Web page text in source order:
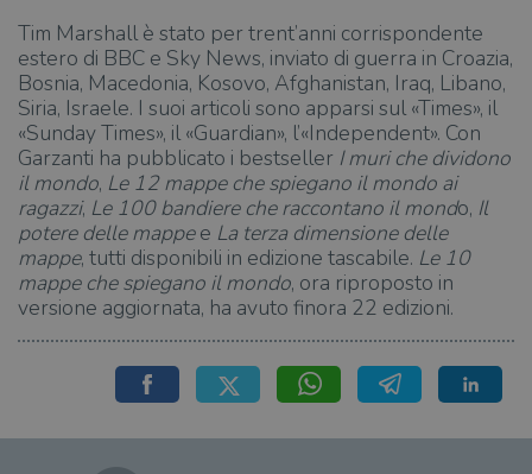
Tim Marshall è stato per trent’anni corrispondente
estero di BBC e Sky News, inviato di guerra in Croazia,
Bosnia, Macedonia, Kosovo, Afghanistan, Iraq, Libano,
Siria, Israele. I suoi articoli sono apparsi sul «Times», il
«Sunday Times», il «Guardian», l’«Independent». Con
Garzanti ha pubblicato i bestseller I muri che dividono
il mondo, Le 12 mappe che spiegano il mondo ai
ragazzi, Le 100 bandiere che raccontano il mondo, Il
potere delle mappee La terza dimensione delle
mappe, tutti disponibili in edizione tascabile. Le 10
mappe che spiegano il mondo, ora riproposto in
versione aggiornata, ha avuto finora 22 edizioni.